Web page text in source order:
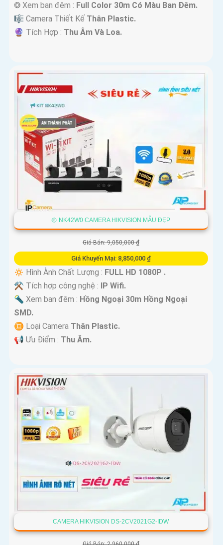
❂ Xem ban đêm : Full Color 30m Có Màu Ban Ðêm.
🎼️ Camera Thiết Kế Thân Plastic.
️🔮 Tích Hợp : Thu Âm Và Loa.
۞ NK42W0 CAMERA HIKVISION MẪU ĐẸP
Giá Bán: 9,050,000 ₫
Giá Khuyến Mại: 8,850,000 ₫
🔅 Hình Ành Chất Lượng : FULL HD 1080P .
⚒ Tích hợp công nghệ :
IP Wifi.
🔦 Xem ban đêm : Hồng Ngoại 30m Hồng Ngoại
SMD.
♊ Loại Camera Thân Plastic.
️📢 Ưu Điểm : Thu Âm.
CAMERA HIKVISION DS-2CV2021G2-IDW